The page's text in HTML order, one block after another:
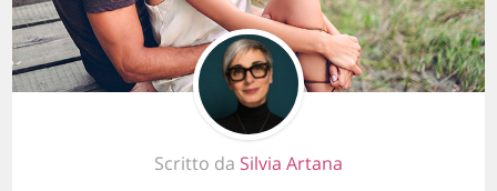
Scritto da Silvia Artana